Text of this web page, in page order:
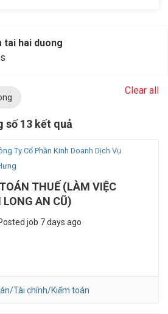
tai hai duong
Clear all
số 13 kết quả
Ty Cổ Phần Kinh Doanh Dịch Vụ
THUẾ (LÀM VIỆC
LONG AN CŨ)
job 7 days ago
Tài chính/Kiểm toán